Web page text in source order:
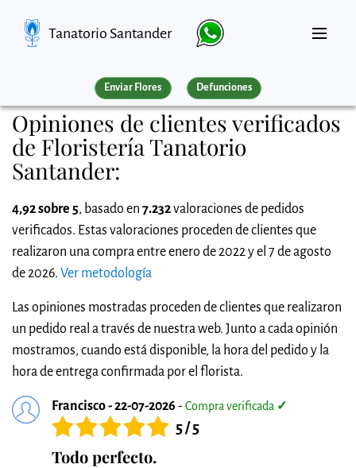
Tanatorio Santander
Enviar Flores Defunciones
Opiniones de clientes verificados
de Floristería Tanatorio
Santander:
4,92 sobre 5, basado en 7.232valoraciones de pedidos
verificados. Estas valoraciones proceden de clientes que
realizaron una compra entre enero de 2022 y el 7 de agosto
de 2026. Ver metodología
Las opiniones mostradas proceden de clientes que realizaron
un pedido real a través de nuestra web. Junto a cada opinión
mostramos, cuando está disponible, la hora del pedido y la
hora de entrega confirmada por el florista.
Francisco - 22-07-2026 - Compra verificada ✓
5 / 5
Todo perfecto.